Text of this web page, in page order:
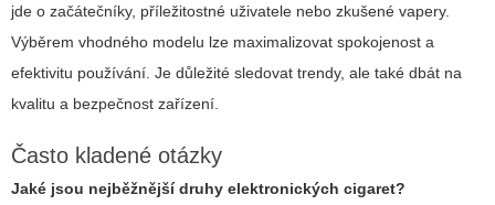
jde o začátečníky, příležitostné uživatele nebo zkušené vapery.
Výběrem vhodného modelu lze maximalizovat spokojenost a
efektivitu používání. Je důležité sledovat trendy, ale také dbát na
kvalitu a bezpečnost zařízení.
Často kladené otázky
Jaké jsou nejběžnějšídruhy elektronických cigaret?